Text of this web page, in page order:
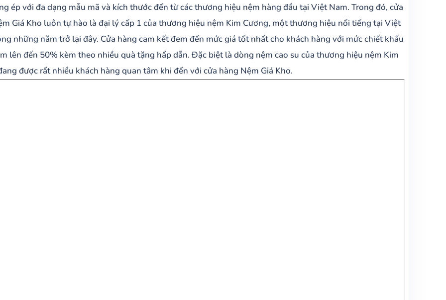
ép với đa dạng mẫu mã và kích thước đến từ các thương hiệu nệm hàng đầu tại Việt Nam. Trong đó, cửa
Giá Kho luôn tự hào là đại lý cấp 1 của thương hiệu nệm Kim Cương, một thương hiệu nổi tiếng tại Việt
những năm trở lại đây. Cửa hàng cam kết đem đến mức giá tốt nhất cho khách hàng với mức chiết khấu
lên đến 50% kèm theo nhiều quà tặng hấp dẫn. Đặc biệt là dòng nệm cao su của thương hiệu nệm Kim
được rất nhiều khách hàng quan tâm khi đến với cửa hàng Nệm Giá Kho.